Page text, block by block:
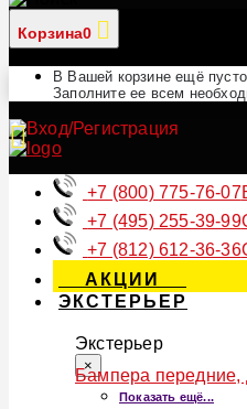
Корзина0
В Вашей корзине ещё
Заполните ее всем
+7 (800) 775-76-07
+7 (495) 255-39-99
+7 (812) 612-36-36
АКЦИИ
ЭКСТЕРЬЕР
Экстерьер
×
Бампера
Показать ещё...